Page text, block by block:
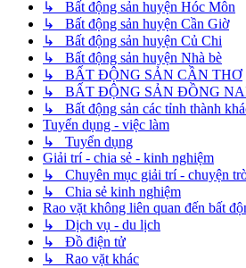
↳ Bất động sản huyện Hóc Môn
↳ Bất động sản huyện Cần Giờ
↳ Bất động sản huyện Củ Chi
↳ Bất động sản huyện Nhà bè
↳ BẤT ĐỘNG SẢN CẦN THƠ
↳ BẤT ĐỘNG SẢN ĐỒNG
↳ Bất động sản các tỉnh thành
Tuyển dụng - việc làm
↳ Tuyển dụng
Giải trí - chia sẻ - kinh nghiệm
↳ Chuyên mục giải trí - chuyện
↳ Chia sẻ kinh nghiệm
Rao vặt không liên quan đến bất
↳ Dịch vụ - du lịch
↳ Đồ điện tử
↳ Rao vặt khác